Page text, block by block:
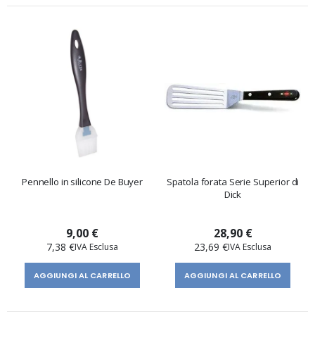
Pennello in silicone De Buyer
9,00 €
7,38 €
AGGIUNGI AL CARRELLO
Spatola forata Serie Superior di
Dick
28,90 €
23,69 €
AGGIUNGI AL CARRELLO